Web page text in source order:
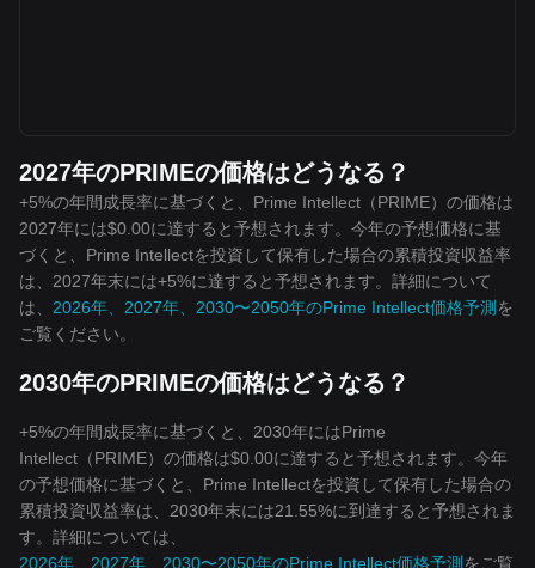
2027年のPRIMEの価格はどうなる？
+5%の年間成長率に基づくと、Prime Intellect（PRIME）の価格は
2027年には$0.00に達すると予想されます。今年の予想価格に基
づくと、Prime Intellectを投資して保有した場合の累積投資収益率
は、2027年末には+5%に達すると予想されます。詳細について
は、 2026年、2027年、2030〜2050年のPrime Intellect価格予測 を
ご覧ください。
2030年のPRIMEの価格はどうなる？
+5%の年間成長率に基づくと、2030年にはPrime
Intellect（PRIME）の価格は$0.00に達すると予想されます。今年
の予想価格に基づくと、Prime Intellectを投資して保有した場合の
累積投資収益率は、2030年末には21.55%に到達すると予想されま
す。詳細については、
2026年、2027年、2030〜2050年のPrime Intellect価格予測 をご覧